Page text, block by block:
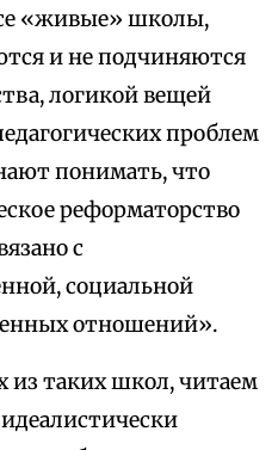
«живые» школы,
и не подчиняются
логикой вещей
проблем
понимать, что
реформаторство
с
социальной
отношений».
из таких школ, читаем